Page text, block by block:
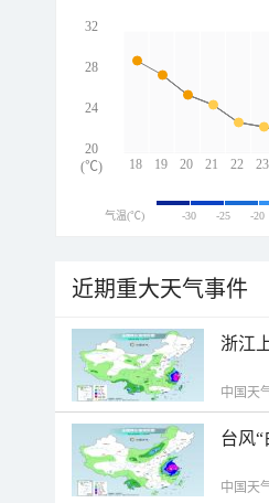
18 19 20 21 22 23
32
28
24
20
(℃)
气温(℃) -30 -25 -20
近期重大天气事件
浙江
中国天
台风
中国天